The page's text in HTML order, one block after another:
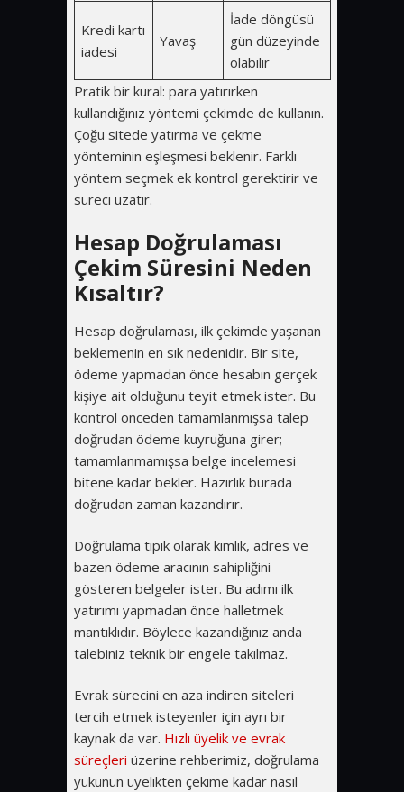
Kredi kartı
iadesi
Yavaş
İade döngüsü
gün düzeyinde
olabilir
Pratik bir kural: para yatırırken
kullandığınız yöntemi çekimde de kullanın.
Çoğu sitede yatırma ve çekme
yönteminin eşleşmesi beklenir. Farklı
yöntem seçmek ek kontrol gerektirir ve
süreci uzatır.
Hesap Doğrulaması
Çekim Süresini Neden
Kısaltır?
Hesap doğrulaması, ilk çekimde yaşanan
beklemenin en sık nedenidir. Bir site,
ödeme yapmadan önce hesabın gerçek
kişiye ait olduğunu teyit etmek ister. Bu
kontrol önceden tamamlanmışsa talep
doğrudan ödeme kuyruğuna girer;
tamamlanmamışsa belge incelemesi
bitene kadar bekler. Hazırlık burada
doğrudan zaman kazandırır.
Doğrulama tipik olarak kimlik, adres ve
bazen ödeme aracının sahipliğini
gösteren belgeler ister. Bu adımı ilk
yatırımı yapmadan önce halletmek
mantıklıdır. Böylece kazandığınız anda
talebiniz teknik bir engele takılmaz.
Evrak sürecini en aza indiren siteleri
tercih etmek isteyenler için ayrı bir
kaynak da var. Hızlı üyelik ve evrak
süreçleri üzerine rehberimiz, doğrulama
yükünün üyelikten çekime kadar nasıl